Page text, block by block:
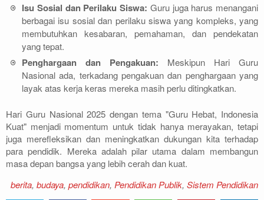
Isu Sosial dan Perilaku Siswa: Guru juga harus menangani
berbagai isu sosial dan perilaku siswa yang kompleks, yang
membutuhkan kesabaran, pemahaman, dan pendekatan
yang tepat.
Penghargaan dan Pengakuan: Meskipun Hari Guru
Nasional ada, terkadang pengakuan dan penghargaan yang
layak atas kerja keras mereka masih perlu ditingkatkan.
Hari Guru Nasional 2025 dengan tema "Guru Hebat, Indonesia
Kuat" menjadi momentum untuk tidak hanya merayakan, tetapi
juga merefleksikan dan meningkatkan dukungan kita terhadap
para pendidik. Mereka adalah pilar utama dalam membangun
masa depan bangsa yang lebih cerah dan kuat.
berita, budaya, pendidikan, Pendidikan Publik, Sistem Pendidikan